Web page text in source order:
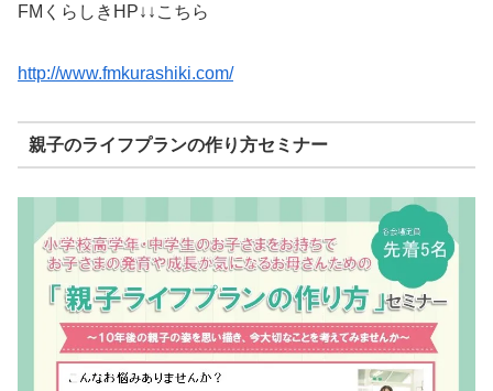
FMくらしきHP↓↓こちら
http://www.fmkurashiki.com/
親子のライフプランの作り方セミナー